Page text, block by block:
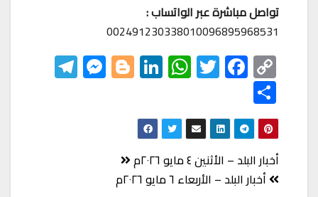
تواصل مباشرة عبر الواتساب :
002491230338010096895968531
C
o
p
y
Li
nk
F
ac
eb
o
o
k
T
wi
tt
er
W
h
at
s
A
p
Li
nk
ed
In
Bl
o
M
es S
h
ar
e
تصفّح
المقالات
أخبار البلد – الأثنين ٤ مايو ٢٠٢٦م
أخبار البلد – الأربعاء ٦ مايو ٢٠٢٦م